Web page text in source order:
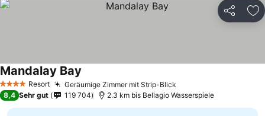
Teilen
4 Sterne Resort Geräumige Zimmer mit Strip-Blick
Mandalay Bay
8,4 Sehr gut 119 704 2.3 km bis Bellagio Wasserspiele